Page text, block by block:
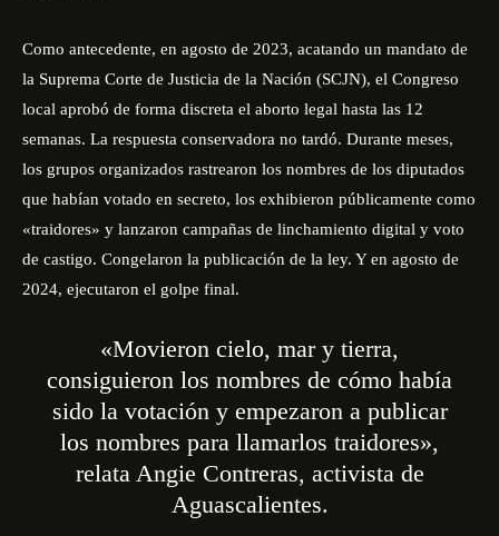
Como antecedente, en agosto de 2023, acatando un mandato de
la Suprema Corte de Justicia de la Nación (SCJN), el Congreso
local aprobó de forma discreta el aborto legal hasta las 12
semanas. La respuesta conservadora no tardó. Durante meses,
los grupos organizados rastrearon los nombres de los diputados
que habían votado en secreto, los exhibieron públicamente como
«traidores» y lanzaron campañas de linchamiento digital y voto
de castigo. Congelaron la publicación de la ley. Y en agosto de
2024, ejecutaron el golpe final.
«Movieron cielo, mar y tierra,
consiguieron los nombres de cómo había
sido la votación y empezaron a publicar
los nombres para llamarlos traidores»,
relata Angie Contreras, activista de
Aguascalientes.